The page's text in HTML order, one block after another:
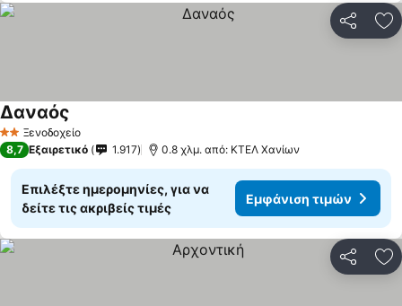
2 ΑστέριαΞενοδοχείο
Δαναός
8,7 Εξαιρετικό 1.917 0.8 χλμ. από: ΚΤΕΛ Χανίων
Επιλέξτε ημερομηνίες, για να
δείτε τις ακριβείς τιμές
Εμφάνιση τιμών